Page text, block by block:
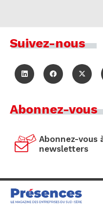
Suivez-nous
Abonnez-vous
Abonnez-vous
newsletters